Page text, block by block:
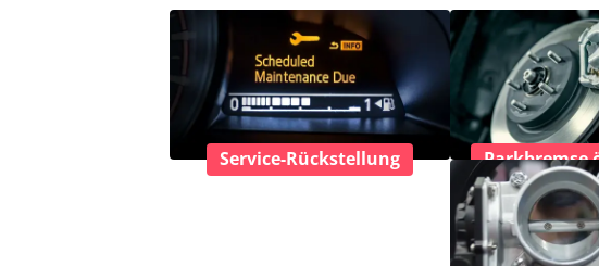
Service-Rückstellung Parkbremse